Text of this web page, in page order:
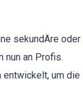
sekundÄre oder
nun an Profis.
entwickelt, um die